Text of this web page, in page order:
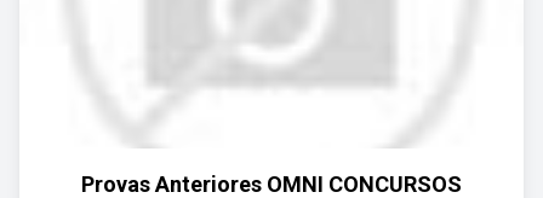
Provas Anteriores OMNI CONCURSOS